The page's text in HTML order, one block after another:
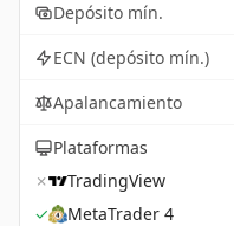
Depósito mín.
ECN (depósito mín.)
Apalancamiento
Plataformas
✗
TradingView
✓
MetaTrader 4